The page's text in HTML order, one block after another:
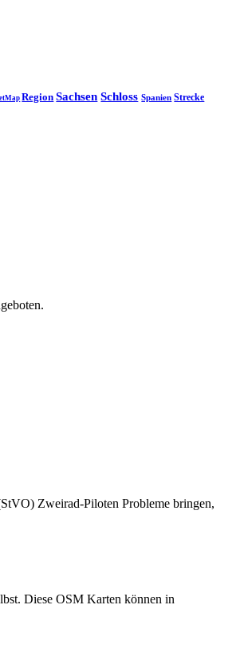
Region Sachsen Schloss Spanien Strecke
Zweirad-Piloten Probleme bringen,
Diese OSM Karten können in